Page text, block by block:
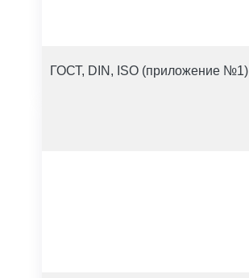
ГОСТ, DIN, ISO (приложение №1)